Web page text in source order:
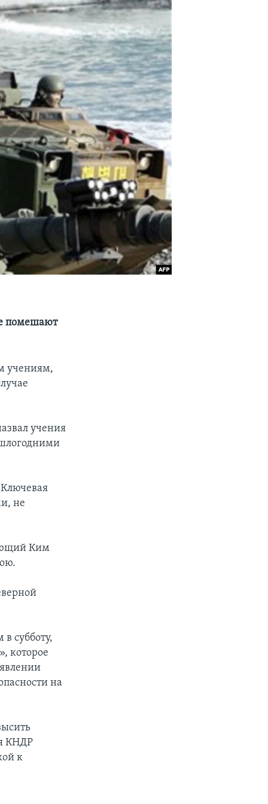
помешают
учениям,
учения
не
Ким
субботу,
которое
на
КНДР
к